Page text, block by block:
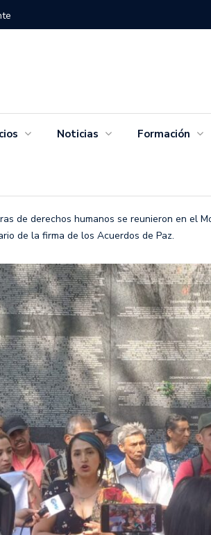
Noticias Formación
de derechos humanos se reunieron en el
de la firma de los Acuerdos de Paz.